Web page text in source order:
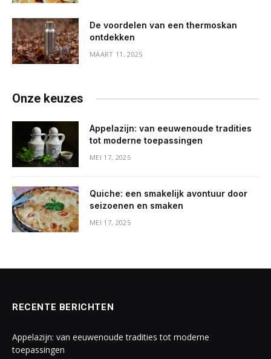
De voordelen van een thermoskan
ontdekken
MAART 11, 2025
Onze keuzes
Appelazijn: van eeuwenoude tradities
tot moderne toepassingen
MEI 17, 2025
Quiche: een smakelijk avontuur door
seizoenen en smaken
MEI 17, 2025
RECENTE BERICHTEN
Appelazijn: van eeuwenoude tradities tot moderne
toepassingen